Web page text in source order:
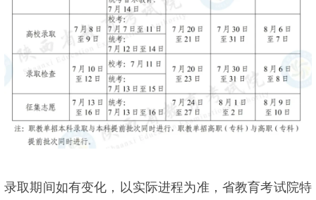
录取期间如有变化，以实际进程为准，省教育考试院特